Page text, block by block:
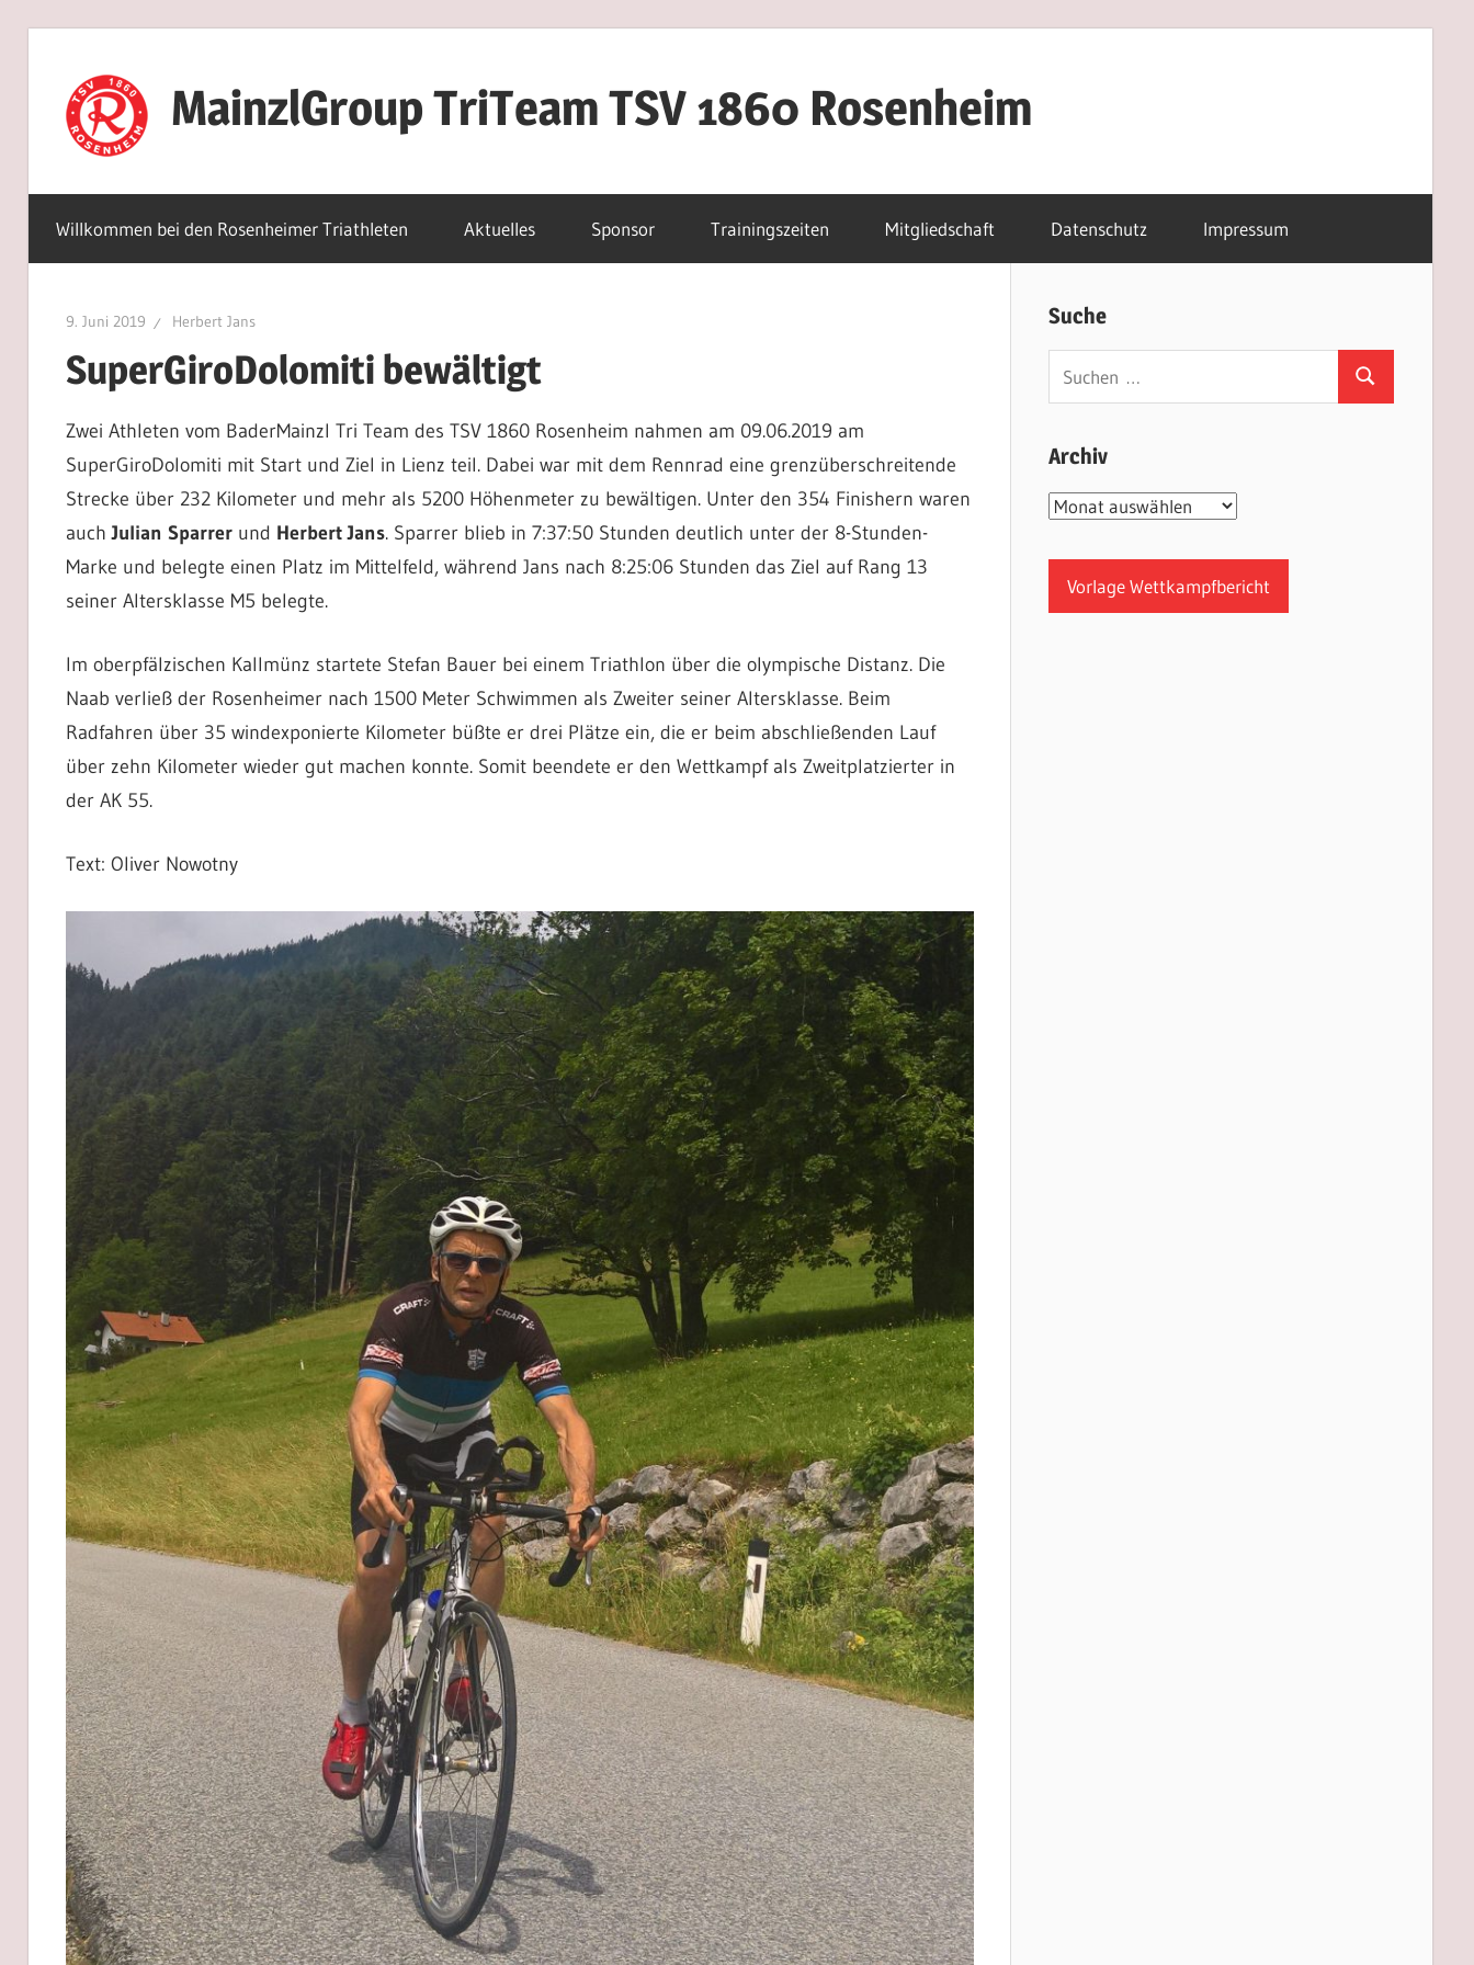
springen
MainzlGroup TriTeam TSV 1860 Rosenheim
Willkommen bei den Rosenheimer Triathleten Aktuelles Sponsor Trainingszeiten Mitgliedschaft Datenschutz Impressum
9. Juni 2019 Herbert Jans
SuperGiroDolomiti bewältigt
Zwei Athleten vom BaderMainzl Tri Team des TSV 1860 Rosenheim nahmen am 09.06.2019 am
SuperGiroDolomiti mit Start und Ziel in Lienz teil. Dabei war mit dem Rennrad eine grenzüberschreitende
Strecke über 232 Kilometer und mehr als 5200 Höhenmeter zu bewältigen. Unter den 354 Finishern waren
auchJulian Sparrerund Herbert Jans. Sparrer blieb in 7:37:50 Stunden deutlich unter der 8-Stunden-
Marke und belegte einen Platz im Mittelfeld, während Jans nach 8:25:06 Stunden das Ziel auf Rang 13
seiner Altersklasse M5 belegte.
Im oberpfälzischen Kallmünz startete Stefan Bauer bei einem Triathlon über die olympische Distanz. Die
Naab verließ der Rosenheimer nach 1500 Meter Schwimmen als Zweiter seiner Altersklasse. Beim
Radfahren über 35 windexponierte Kilometer büßte er drei Plätze ein, die er beim abschließenden Lauf
über zehn Kilometer wieder gut machen konnte. Somit beendete er den Wettkampf als Zweitplatzierter in
der AK 55.
Text: Oliver Nowotny
Suche
Suchen
Archiv
Archiv
Vorlage Wettkampfbericht